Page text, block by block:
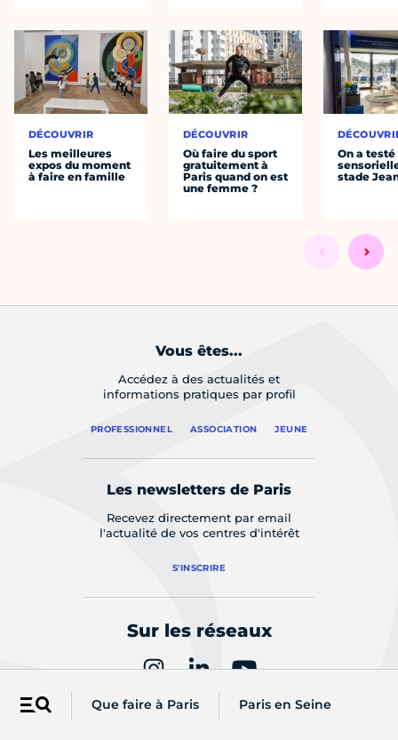
Menu Que faire à Paris Paris en Seine
DÉCOUVRIR
Les meilleures
expos du moment
à faire en famille
DÉCOUVRIR
Où faire du sport
gratuitement à
Paris quand on est
une femme ?
On a
stade
Vous êtes...
Accédez à des actualités et
informations pratiques par profil
PROFESSIONNEL ASSOCIATION JEUNE
Les newsletters de Paris
Recevez directement par email
l'actualité de vos centres d'intérêt
S'INSCRIRE
Sur les réseaux